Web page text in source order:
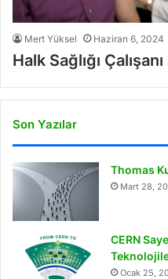
Mert Yüksel Haziran 6, 2024
Halk Sağlığı
Son Yazılar
Thomas
Mart 28,
CERN
Ocak 25,